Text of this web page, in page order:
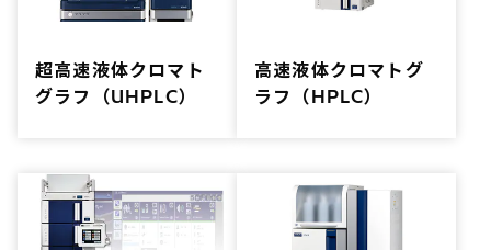
超高速液体クロマト
グラフ（UHPLC）
高速液体クロマトグ
ラフ（HPLC）